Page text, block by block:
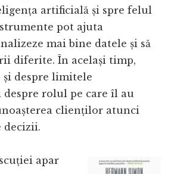
artificială și spre felul
pot ajuta
mai bine datele și să
diferite. În același timp,
și despre limitele
rolul pe care îl au
clienților atunci
decizii.
apar